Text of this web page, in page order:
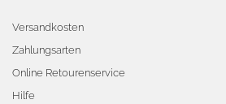
Versandkosten
Zahlungsarten
Online Retourenservice
Hilfe